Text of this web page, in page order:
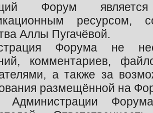
Форум является
ресурсом,
Аллы Пугачёвой.
Форума не
комментариев,
а также за
размещённой на
Администрации